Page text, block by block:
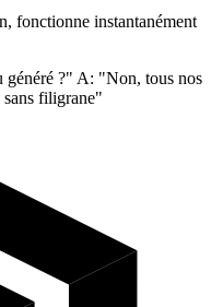
fonctionne instantanément
généré ?" A: "Non, tous nos
filigrane"